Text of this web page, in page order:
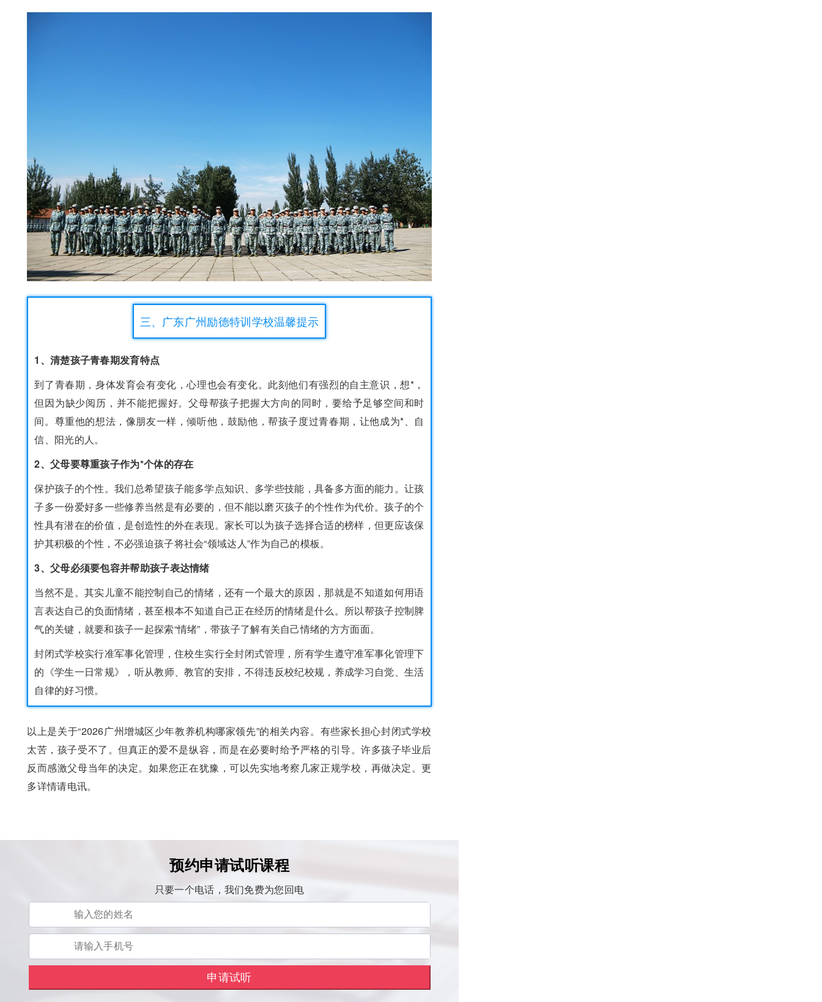
三、广东广州励德特训学校温馨提示
1、清楚孩子青春期发育特点
到了青春期，身体发育会有变化，心理也会有变化。此刻他们有强烈的自主意识，想*，
但因为缺少阅历，并不能把握好。父母帮孩子把握大方向的同时，要给予足够空间和时
间。尊重他的想法，像朋友一样，倾听他，鼓励他，帮孩子度过青春期，让他成为*、自
信、阳光的人。
2、父母要尊重孩子作为*个体的存在
保护孩子的个性。我们总希望孩子能多学点知识、多学些技能，具备多方面的能力。让孩
子多一份爱好多一些修养当然是有必要的，但不能以磨灭孩子的个性作为代价。孩子的个
性具有潜在的价值，是创造性的外在表现。家长可以为孩子选择合适的榜样，但更应该保
护其积极的个性，不必强迫孩子将社会“领域达人”作为自己的模板。
3、父母必须要包容并帮助孩子表达情绪
当然不是。其实儿童不能控制自己的情绪，还有一个最大的原因，那就是不知道如何用语
言表达自己的负面情绪，甚至根本不知道自己正在经历的情绪是什么。所以帮孩子控制脾
气的关键，就要和孩子一起探索“情绪”，带孩子了解有关自己情绪的方方面面。
封闭式学校实行准军事化管理，住校生实行全封闭式管理，所有学生遵守准军事化管理下
的《学生一日常规》，听从教师、教官的安排，不得违反校纪校规，养成学习自觉、生活
自律的好习惯。
以上是关于“2026广州增城区少年教养机构哪家领先”的相关内容。有些家长担心封闭式学校
太苦，孩子受不了。但真正的爱不是纵容，而是在必要时给予严格的引导。许多孩子毕业后
反而感激父母当年的决定。如果您正在犹豫，可以先实地考察几家正规学校，再做决定。更
多详情请电讯。
预约申请试听课程
只要一个电话，我们免费为您回电